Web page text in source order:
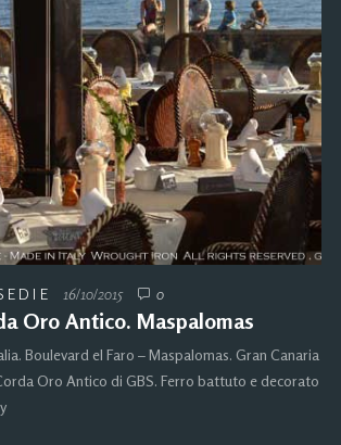
16/10/2015 0
Oro Antico. Maspalomas
Boulevard el Faro – Maspalomas. Gran Canaria
Oro Antico di GBS. Ferro battuto e decorato